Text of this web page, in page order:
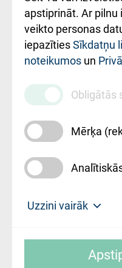
Rekvizīti un
ārstniecības
iestādes kods
010000234
Maksas
pakalpojumu
cenrādis
apstiprināt. Ar
veikto personas
iepazītiesSīkdatņu
noteikumos un
Obligātās
Mērķa
Uzzini vairāk
slimnīca, turpmāk –